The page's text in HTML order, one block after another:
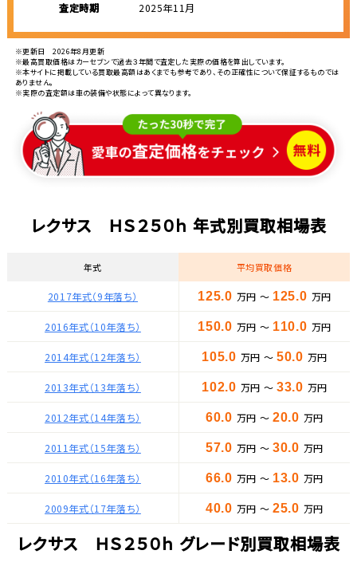
査定時期
2025年11月
※更新日 2026年8月更新
※最高買取価格はカーセブンで過去３年間で査定した実際の価格を算出しています。
※本サイトに掲載している買取最高額はあくまでも参考であり、その正確性について保証するものでは
ありません。
※実際の査定額は車の装備や状態によって異なります。
レクサス ＨＳ２５０ｈ 年式別買取相場表
年式 平均買取価格
2017年式（9年落ち） 125.0 万円 ～ 125.0 万円
2016年式（10年落ち） 150.0 万円 ～ 110.0 万円
2014年式（12年落ち） 105.0 万円 ～ 50.0 万円
2013年式（13年落ち） 102.0 万円 ～ 33.0 万円
2012年式（14年落ち） 60.0 万円 ～ 20.0 万円
2011年式（15年落ち） 57.0 万円 ～ 30.0 万円
2010年式（16年落ち） 66.0 万円 ～ 13.0 万円
2009年式（17年落ち） 40.0 万円 ～ 25.0 万円
レクサス ＨＳ２５０ｈ グレード別買取相場表